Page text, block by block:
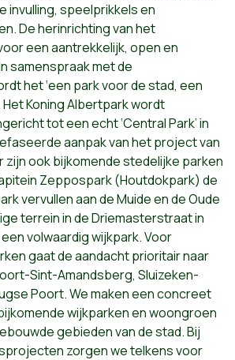
invulling, speelprikkels en
De herinrichting van het
een aantrekkelijk, open en
samenspraak met de
het ‘een park voor de stad, een
Het Koning Albertpark wordt
tot een echt ‘Central Park’ in
aanpak van het project van
zijn ook bijkomende stedelijke parken
Zeppospark (Houtdokpark) de
vervullen aan de Muide en de Oude
terrein in de Driemasterstraat in
volwaardig wijkpark. Voor
gaat de aandacht prioritair naar
Sint-Amandsberg, Sluizeken-
Poort. We maken een concreet
wijkparken en woongroen
gebieden van de stad. Bij
zorgen we telkens voor